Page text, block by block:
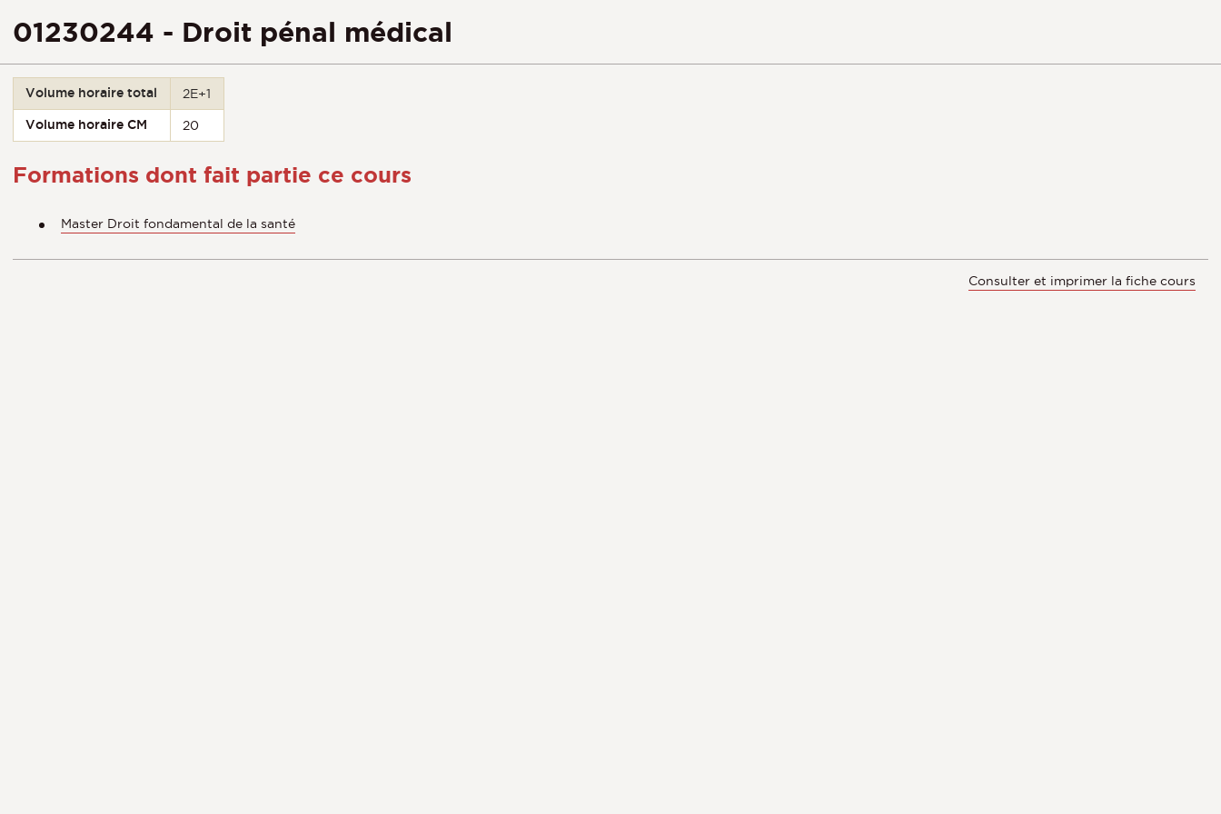
01230244 - Droit pénal médical
Volume horaire total 2E+1
Volume horaire CM 20
Formations dont fait partie ce cours
Master Droit fondamental de la santé
Consulter et imprimer la fiche cours